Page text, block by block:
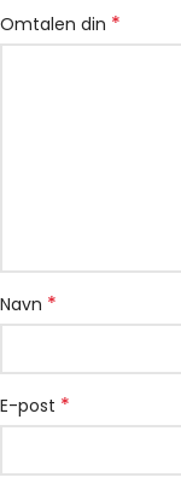
Omtalen din *
Navn *
E-post *